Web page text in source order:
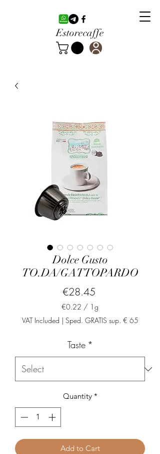
Estorecaffe
Dolce Gusto
TO.DA/GATTOPARDO
€28.45Price
€0.22 / 1g
€0.22
per
Gram
VAT Included | Sped. GRATIS sup. € 65
Taste *
Quantity *
Add to Cart